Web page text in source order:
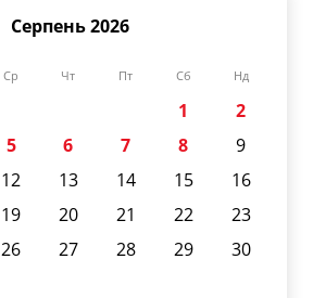
Серпень 2026
Ср Чт Пт Сб Нд
1
2
5 6 7 8
9
12 13 14 15
16
19 20 21 22
23
26 27 28 29
30